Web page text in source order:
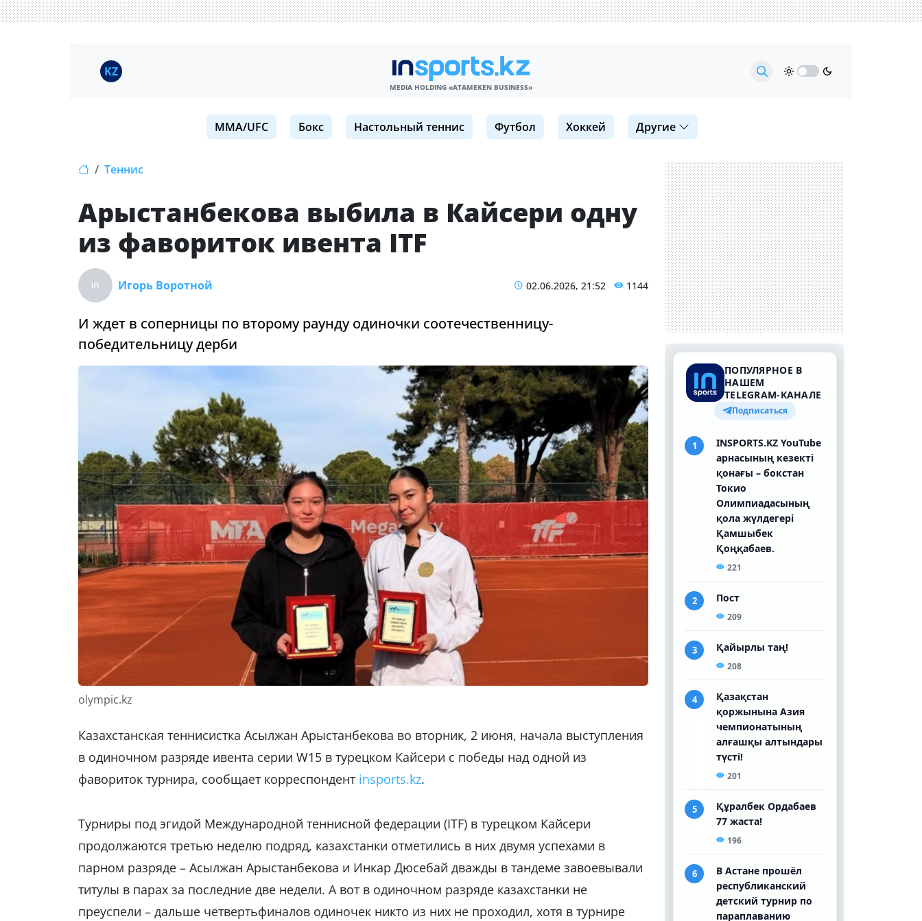
KZ
MEDIA HOLDING «ATAMEKЕN BUSINESS»
MMA/UFC Бокс Настольный теннис Футбол Хоккей Другие
Теннис
Арыстанбекова выбила в Кайсери одну
из фавориток ивента ITF
Игорь Воротной 02.06.2026, 21:52 1144
И ждет в соперницы по второму раунду одиночки соотечественницу-
победительницу дерби
olympic.kz
Казахстанская теннисистка Асылжан Арыстанбекова во вторник, 2 июня, начала выступления
в одиночном разряде ивента серии W15 в турецком Кайсери с победы над одной из
фавориток турнира, сообщает корреспондент insports.kz.
Турниры под эгидой Международной теннисной федерации (ITF) в турецком Кайсери
продолжаются третью неделю подряд, казахстанки отметились в них двумя успехами в
парном разряде – Асылжан Арыстанбекова и Инкар Дюсебай дважды в тандеме завоевывали
титулы в парах за последние две недели. А вот в одиночном разряде казахстанки не
преуспели – дальше четвертьфиналов одиночек никто из них не проходил, хотя в турнире